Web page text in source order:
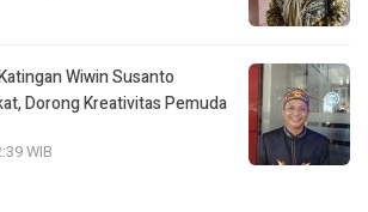
Wiwin Susanto
Dorong Kreativitas Pemuda
WIB